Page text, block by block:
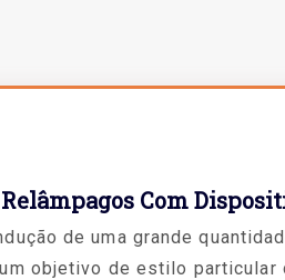
Com
de uma grande
objetivo de estilo